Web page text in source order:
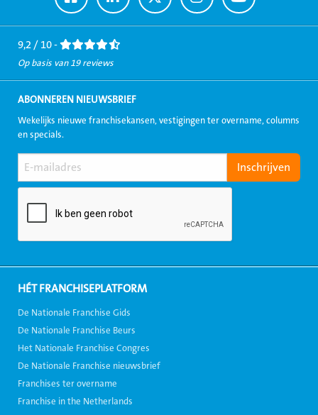
naar
Facebook
naar
LinkedIn
naar
Twitter
naar
Instagram
naar
Youtube
9,2 / 10 -
Op basis van 19 reviews
ABONNEREN NIEUWSBRIEF
Wekelijks nieuwe franchisekansen, vestigingen ter overname, columns
en specials.
HÉT FRANCHISEPLATFORM
De Nationale Franchise Gids
De Nationale Franchise Beurs
Het Nationale Franchise Congres
De Nationale Franchise nieuwsbrief
Franchises ter overname
Franchise in the Netherlands